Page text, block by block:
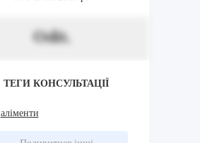
Odit.
ТЕГИ КОНСУЛЬТАЦІЇ
аліменти